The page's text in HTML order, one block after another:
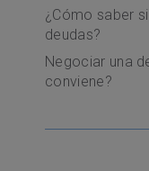
¿Cómo saber
deudas?
Negociar una
conviene?